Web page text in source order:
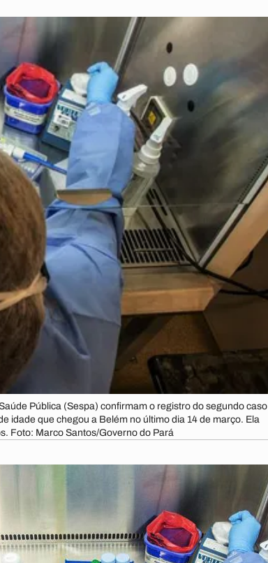
Pública (Sespa) confirmam o registro do segundo caso
idade que chegou a Belém no último dia 14 de março. Ela
Foto: Marco Santos/Governo do Pará